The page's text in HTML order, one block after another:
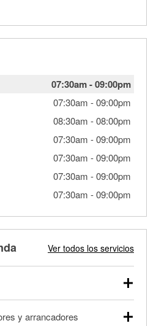
07:30am-09:00pm
07:30am -09:00pm
08:30am -08:00pm
07:30am -09:00pm
07:30am -09:00pm
07:30am -09:00pm
07:30am -09:00pm
Ver todos los servicios
vehículos comerciales y
y arrancadores